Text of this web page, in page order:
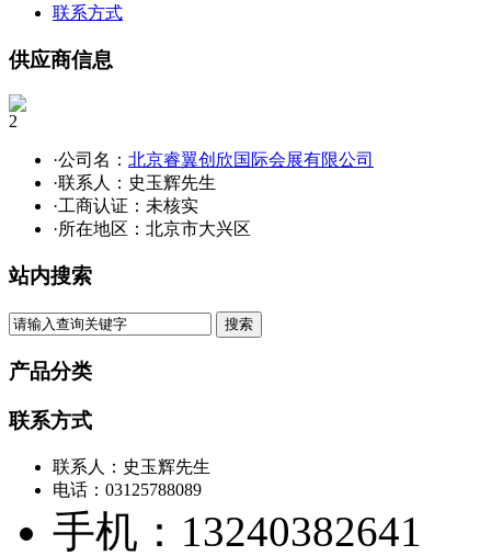
联系方式
供应商信息
2
·公司名： 北京睿翼创欣国际会展有限公司
·联系人：史玉辉先生
·工商认证： 未核实
·所在地区：北京市大兴区
站内搜索
产品分类
联系方式
联系人：史玉辉先生
电话：03125788089
手机：13240382641